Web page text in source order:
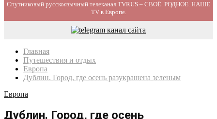
Спутниковый русскоязычный телеканал TVRUS – СВОЁ. РОДНОЕ. НАШЕ
TV в Европе.
Главная
Путешествия и отдых
Европа
Дублин. Город, где осень разукрашена зеленым
Европа
Дублин. Город, где осень